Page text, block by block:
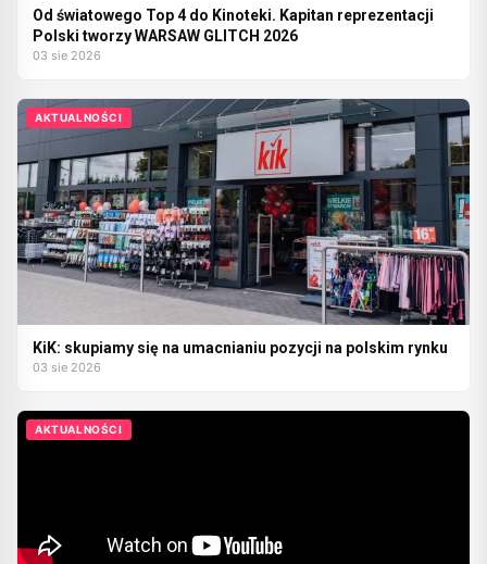
Od światowego Top 4 do Kinoteki. Kapitan reprezentacji
Polski tworzy WARSAW GLITCH 2026
03 sie 2026
AKTUALNOŚCI
KiK: skupiamy się na umacnianiu pozycji na polskim rynku
03 sie 2026
AKTUALNOŚCI